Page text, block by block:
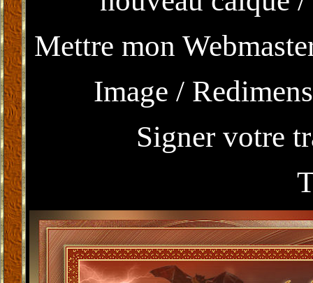
Mettre mon
Image /
Signer votre